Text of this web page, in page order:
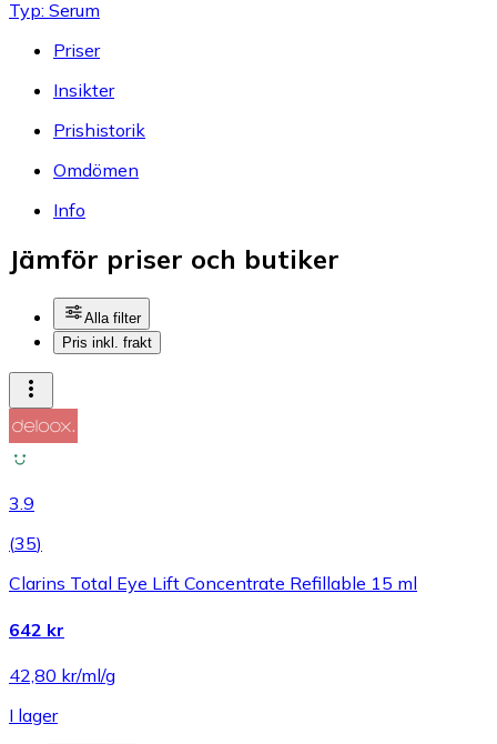
Typ: Serum
Priser
Insikter
Prishistorik
Omdömen
Info
Jämför priser och butiker
Alla filter
Pris inkl. frakt
3.9
(35)
Clarins Total Eye Lift Concentrate Refillable 15 ml
642 kr
42,80 kr/ml/g
I lager